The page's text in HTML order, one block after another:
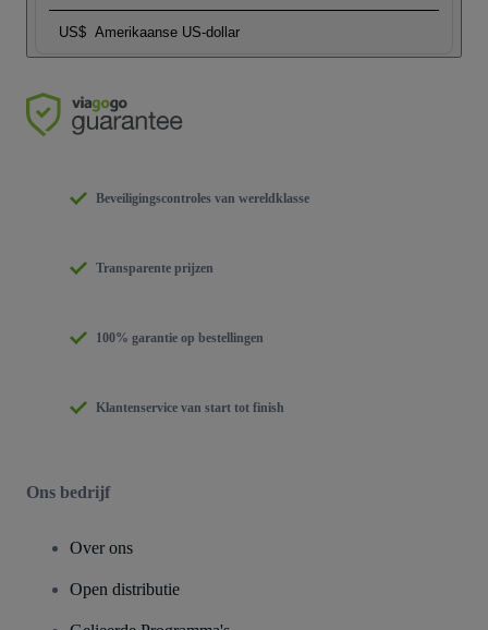
US$ Amerikaanse US-dollar
Beveiligingscontroles van wereldklasse
Transparente prijzen
100% garantie op bestellingen
Klantenservice van start tot finish
Ons bedrijf
Over ons
Open distributie